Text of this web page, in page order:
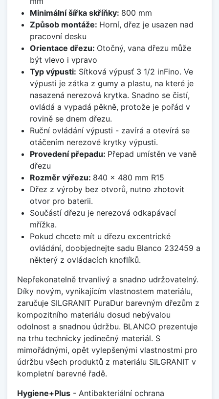
Minimální šířka skříňky: 800 mm
Způsob montáže: Horní, dřez je usazen nad
pracovní desku
Orientace dřezu: Otočný, vana dřezu může
být vlevo i vpravo
Typ výpusti: Sítková výpusť 3 1/2 inFino. Ve
výpusti je zátka z gumy a plastu, na které je
nasazená nerezová krytka. Snadno se čistí,
ovládá a vypadá pěkně, protože je pořád v
rovině se dnem dřezu.
Ruční ovládání výpusti - zavírá a otevírá se
otáčením nerezové krytky výpusti.
Provedení přepadu: Přepad umístěn ve vaně
dřezu
Rozměr výřezu: 840 x 480 mm R15
Dřez z výroby bez otvorů, nutno zhotovit
otvor pro baterii.
Součástí dřezu je nerezová odkapávací
mřížka.
Pokud chcete mít u dřezu excentrické
ovládání, doobjednejte sadu Blanco 232459 a
některý z ovládacích knoflíků.
Nepřekonatelně trvanlivý a snadno udržovatelný.
Díky novým, vynikajícím vlastnostem materiálu,
zaručuje SILGRANIT PuraDur barevným dřezům z
kompozitního materiálu dosud nebývalou
odolnost a snadnou údržbu. BLANCO prezentuje
na trhu technicky jedinečný materiál. S
mimořádnými, opět vylepšenými vlastnostmi pro
údržbu všech produktů z materiálu SILGRANIT v
kompletní barevné řadě.
Hygiene+Plus - Antibakteriální ochrana